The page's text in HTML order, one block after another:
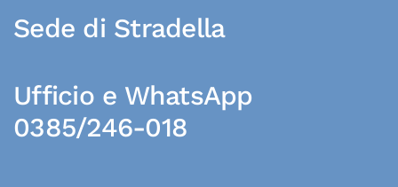
Sede di Stradella
Ufficio e WhatsApp
0385/246-018